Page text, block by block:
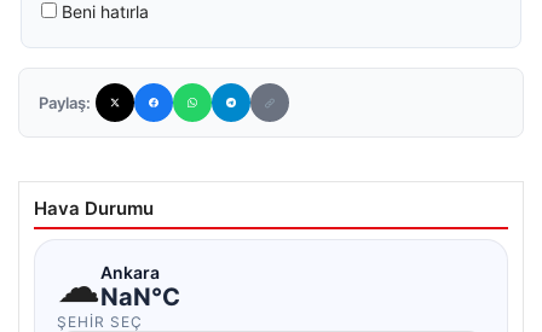
Beni hatırla
Paylaş:
Hava Durumu
☁Ankara
NaN°C
ŞEHIR SEÇ